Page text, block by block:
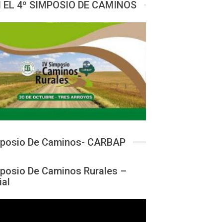
EL 4º SIMPOSIO DE CAMINOS
De Caminos- CARBAP
De Caminos Rurales –